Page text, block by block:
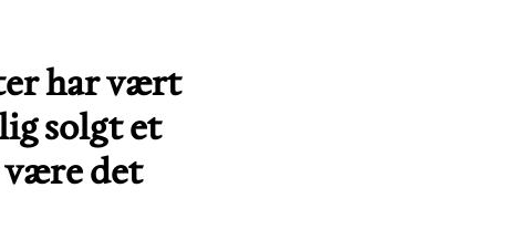
har vært
solgt et
være det